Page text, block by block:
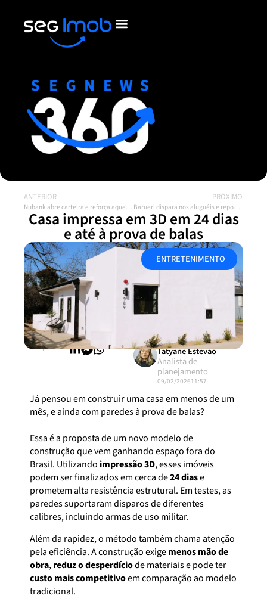
ANTERIOR
Nubank abre carteira e reforça aquecimento dos escritórios corporativos
PRÓXIMO
Barueri dispara nos aluguéis e reposiciona o mapa imobiliário da Grande SP
Casa impressa em 3D em 24 dias
e até à prova de balas
Tatyane Estevão
Analista de
planejamento
09/02/202611:57
Compartilhar:
ENTRETENIMENTO
Já pensou em construir uma casa em menos de um
mês, e ainda com paredes à prova de balas?
Essa é a proposta de um novo modelo de
construção que vem ganhando espaço fora do
Brasil. Utilizando impressão 3D, esses imóveis
podem ser finalizados em cerca de24 diase
prometem alta resistência estrutural. Em testes, as
paredes suportaram disparos de diferentes
calibres, incluindo armas de uso militar.
Além da rapidez, o método também chama atenção
pela eficiência. A construção exigemenos mão de
obra,reduz o desperdíciode materiais e pode ter
custo mais competitivoem comparação ao modelo
tradicional.